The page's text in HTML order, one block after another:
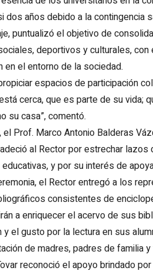
dos años debido a la contingencia
puntualizó el objetivo de
deportivos y culturales,
en el entorno de la sociedad.
espacios de participación
cerca, que es parte de su
su casa”, comentó.
el Prof. Marco Antonio Balderas
al Rector por estrechar
y por su interés de
el Rector entregó a los
consistentes de
a enriquecer el acervo de sus
y el gusto por la lectura en sus
de madres, padres de familia
reconoció el apoyo brindado